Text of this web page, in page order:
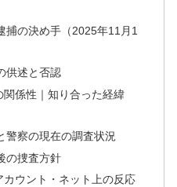
捕の決め手（2025年11月1
供述と否認
係性｜知り合った経緯
警察の現在の調査状況
の捜査方針
ウント・ネット上の反応